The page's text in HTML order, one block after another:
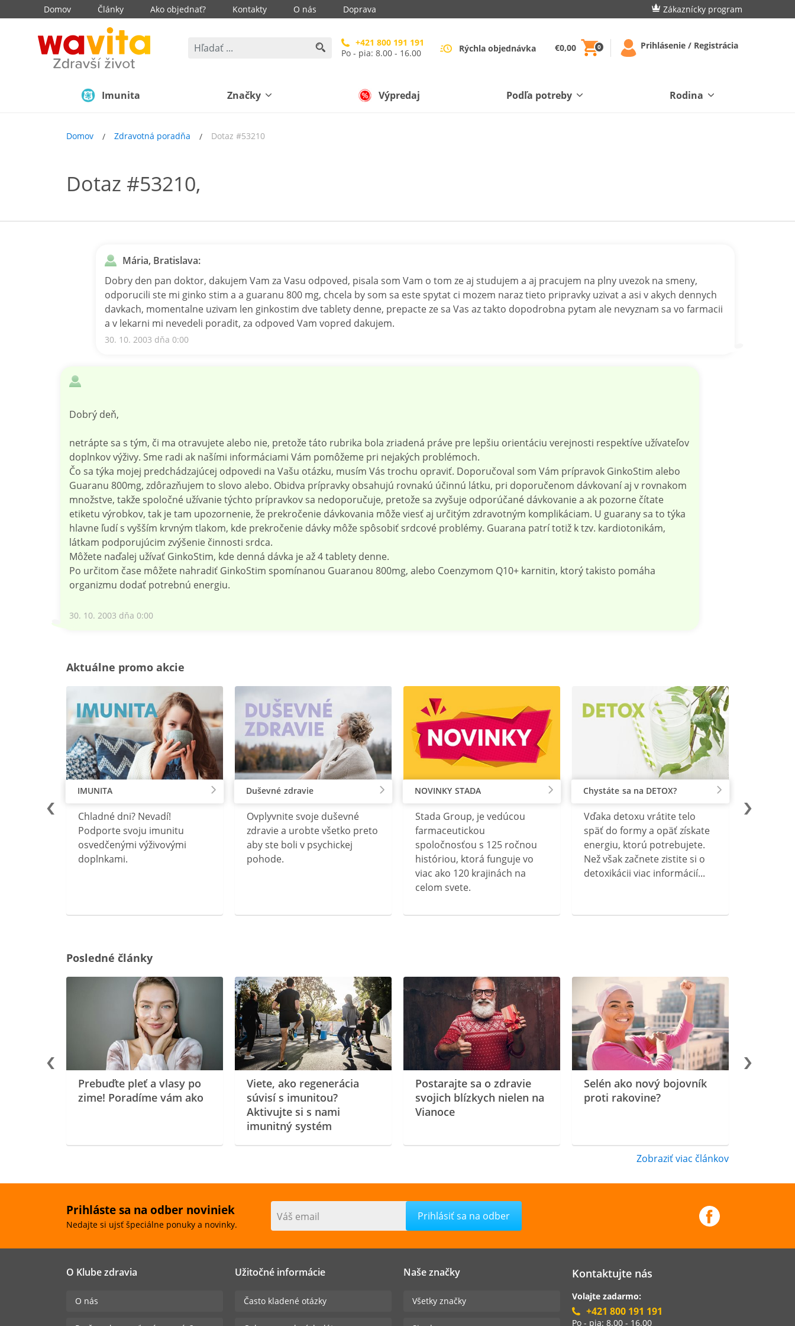
Domov Články Ako objednať? Kontakty O nás Doprava Zákaznícky program
+421 800 191 191
Po - pia: 8.00 - 16.00
Rýchla objednávka €0,00 0 Prihlásenie / Registrácia
Imunita Značky Výpredaj Podľa potreby Rodina
Domov Zdravotná poradňa Dotaz #53210
Dotaz #53210,
Mária, Bratislava:
Dobry den pan doktor, dakujem Vam za Vasu odpoved, pisala som Vam o tom ze aj studujem a aj pracujem na plny uvezok na smeny,
odporucili ste mi ginko stim a a guaranu 800 mg, chcela by som sa este spytat ci mozem naraz tieto pripravky uzivat a asi v akych dennych
davkach, momentalne uzivam len ginkostim dve tablety denne, prepacte ze sa Vas az takto dopodrobna pytam ale nevyznam sa vo farmacii
a v lekarni mi nevedeli poradit, za odpoved Vam vopred dakujem.
30. 10. 2003 dňa 0:00
Dobrý deň,
netrápte sa s tým, či ma otravujete alebo nie, pretože táto rubrika bola zriadená práve pre lepšiu orientáciu verejnosti respektíve užívateľov
doplnkov výživy. Sme radi ak našími informáciami Vám pomôžeme pri nejakých problémoch.
Čo sa týka mojej predchádzajúcej odpovedi na Vašu otázku, musím Vás trochu opraviť. Doporučoval som Vám prípravok GinkoStim alebo
Guaranu 800mg, zdôrazňujem to slovo alebo. Obidva prípravky obsahujú rovnakú účinnú látku, pri doporučenom dávkovaní aj v rovnakom
množstve, takže spoločné užívanie týchto prípravkov sa nedoporučuje, pretože sa zvyšuje odporúčané dávkovanie a ak pozorne čítate
etiketu výrobkov, tak je tam upozornenie, že prekročenie dávkovania môže viesť aj určitým zdravotným komplikáciam. U guarany sa to týka
hlavne ľudí s vyšším krvným tlakom, kde prekročenie dávky môže spôsobiť srdcové problémy. Guarana patrí totiž k tzv. kardiotonikám,
látkam podporujúcim zvýšenie činnosti srdca.
Môžete naďalej užívať GinkoStim, kde denná dávka je až 4 tablety denne.
Po určitom čase môžete nahradiť GinkoStim spomínanou Guaranou 800mg, alebo Coenzymom Q10+ karnitin, ktorý takisto pomáha
organizmu dodať potrebnú energiu.
30. 10. 2003 dňa 0:00
Aktuálne promo akcie
IMUNITA
Chladné dni? Nevadí!
Podporte svoju imunitu
osvedčenými výživovými
doplnkami.
Duševné zdravie
Ovplyvnite svoje duševné
zdravie a urobte všetko preto
aby ste boli v psychickej
pohode.
NOVINKY STADA
Stada Group, je vedúcou
farmaceutickou
spoločnosťou s 125 ročnou
históriou, ktorá funguje vo
viac ako 120 krajinách na
celom svete.
Chystáte sa na DETOX?
Vďaka detoxu vrátite telo
späť do formy a opäť získate
energiu, ktorú potrebujete.
Než však začnete zistite si o
detoxikácii viac informácií...
Posledné články
Prebuďte pleť a vlasy po
zime! Poradíme vám ako
Viete, ako regenerácia
súvisí s imunitou?
Aktivujte si s nami
imunitný systém
Postarajte sa o zdravie
svojich blízkych nielen na
Vianoce
Selén ako nový bojovník
proti rakovine?
Zobraziť viac článkov
Prihláste sa na odber noviniek
Nedajte si ujsť špeciálne ponuky a novinky.
Váš email
O Klube zdravia
O nás
Užitočné informácie
Často kladené otázky
Naše značky
Všetky značky
Kontaktujte nás
Volajte zadarmo:
+421 800 191 191
Po - pia: 8.00 - 16.00